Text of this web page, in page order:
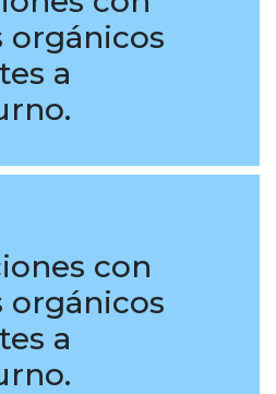
orgánicos
a
con
orgánicos
a